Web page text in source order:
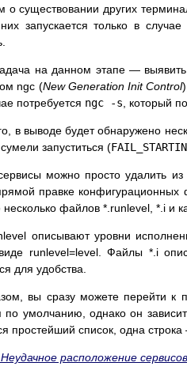
о существовании других
запускается только в
на данном этапе —
ngc (New Generation Init Control
потребуется ngc -s , который
в выводе будет обнаружено
запуститься (
можно просто удалить
правке конфигурационных
несколько файлов *.runlevel, *.i и
описывают уровни
runlevel=level. Файлы *.i
для удобства.
вы сразу можете перейти к
по умолчанию, однако он
простейший список, одна
Неудачное расположение